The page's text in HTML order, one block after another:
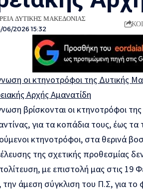
2026 15:32
ΔΥΤΙΚΗΣ ΜΑΚΕΔΟΝΙΑΣ
οι κτηνοτρόφοι της Δυτικής
Αρχής Αμανατίδη
βρίσκονται οι κτηνοτρόφοι
για τα κοπάδια τους, έως
κτηνοτρόφοι, στα θερινά
της σχετικής προθεσμίας
με επιστολή μας στις 19
άμεση σύγκλιση του Π.Σ, για το